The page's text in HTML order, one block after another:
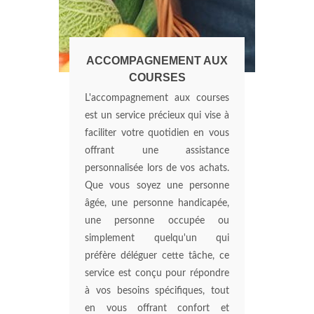
ACCOMPAGNEMENT AUX
COURSES
L'accompagnement aux courses
est un service précieux qui vise à
faciliter votre quotidien en vous
offrant une assistance
personnalisée lors de vos achats.
Que vous soyez une personne
âgée, une personne handicapée,
une personne occupée ou
simplement quelqu'un qui
préfère déléguer cette tâche, ce
service est conçu pour répondre
à vos besoins spécifiques, tout
en vous offrant confort et